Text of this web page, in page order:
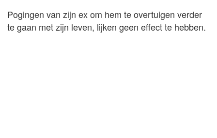
Pogingen van zijn ex om hem te overtuigen verder
te gaan met zijn leven, lijken geen effect te hebben.